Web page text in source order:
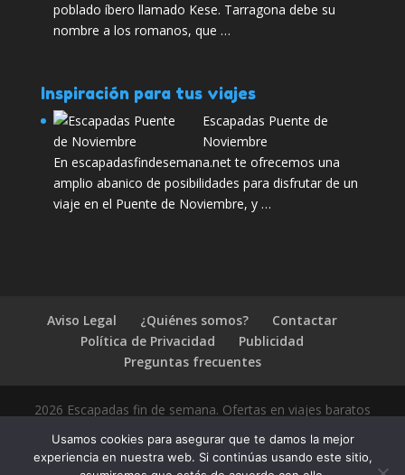
poblado íbero llamado Kese. Tarragona debe su
nombre a los romanos, que …
Inspiración para tus viajes
Escapadas Puente de
Noviembre
En escapadasfindesemana.net te ofrecemos una
amplio abanico de posibilidades para disfrutar de un
viaje en el Puente de Noviembre, y …
Aviso Legal ¿Quiénes somos?
Contactar
Política de Privacidad
Publicidad
Preguntas frecuentes
2026 Escapadas fin de semana. Ofertas en viajes baratos
Usamos cookies para asegurar que te damos la mejor
experiencia en nuestra web. Si continúas usando este sitio,